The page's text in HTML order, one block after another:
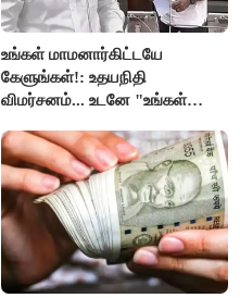
உங்கள் மாமனார்கிட்டயே
கேளுங்கள்!: உதயநிதி
விமர்சனம்... உடனே "உங்கள்
ஆதவ் அர்ஜுனா பதிலடி!